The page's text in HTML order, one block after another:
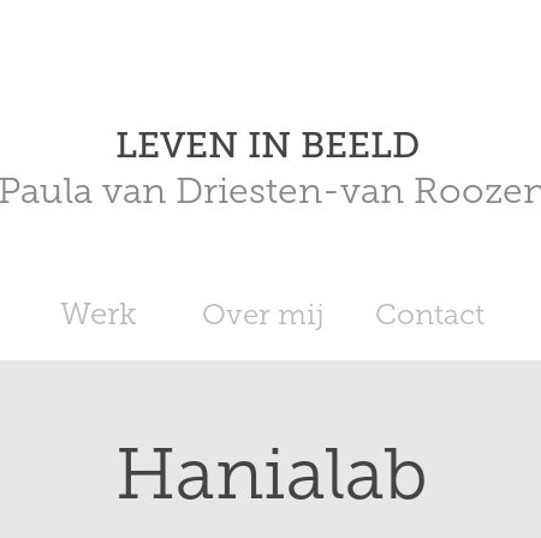
LEVEN IN BEELD
Paula van Driesten-van
Werk Over mij Contact
Hanialab